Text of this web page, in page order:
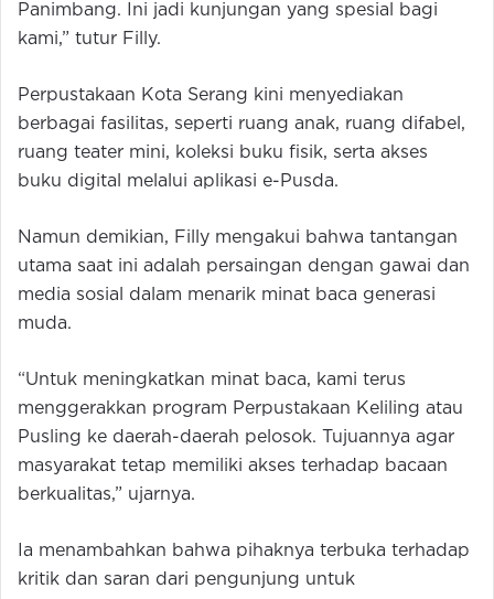
Panimbang. Ini jadi kunjungan yang spesial bagi
kami,” tutur Filly.
Perpustakaan Kota Serang kini menyediakan
berbagai fasilitas, seperti ruang anak, ruang difabel,
ruang teater mini, koleksi buku fisik, serta akses
buku digital melalui aplikasi e-Pusda.
Namun demikian, Filly mengakui bahwa tantangan
utama saat ini adalah persaingan dengan gawai dan
media sosial dalam menarik minat baca generasi
muda.
“Untuk meningkatkan minat baca, kami terus
menggerakkan program Perpustakaan Keliling atau
Pusling ke daerah-daerah pelosok. Tujuannya agar
masyarakat tetap memiliki akses terhadap bacaan
berkualitas,” ujarnya.
Ia menambahkan bahwa pihaknya terbuka terhadap
kritik dan saran dari pengunjung untuk